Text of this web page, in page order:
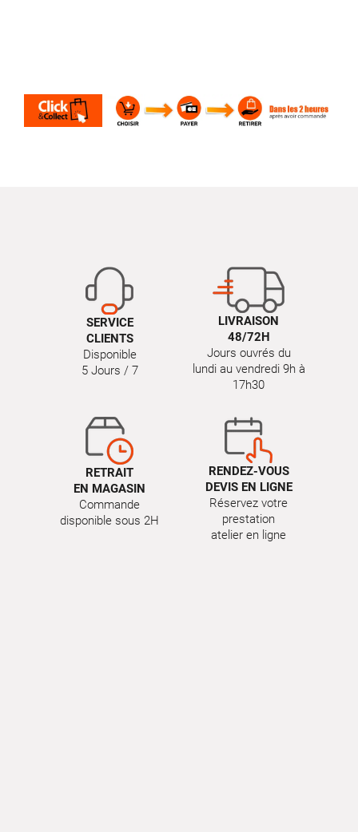
SERVICE
CLIENTS
Disponible
5 Jours / 7
LIVRAISON
48/72H
Jours ouvrés du
lundi au vendredi 9h à
17h30
RETRAIT
EN MAGASIN
Commande
disponible sous 2H
RENDEZ-VOUS
DEVIS EN LIGNE
Réservez votre
prestation
atelier en ligne